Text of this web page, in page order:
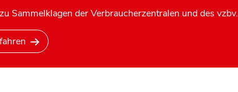
Sammelklagen der Verbraucherzentralen und des vzbv.